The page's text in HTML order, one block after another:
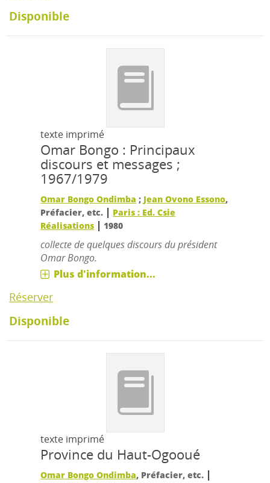
Disponible
texte imprimé
Omar Bongo : Principaux
discours et messages ;
1967/1979
Omar Bongo Ondimba ; Jean Ovono Essono,
Préfacier, etc. | Paris : Ed. Csie
Réalisations | 1980
collecte de quelques discours du président
Omar Bongo.
Plus d'information...
Réserver
Disponible
texte imprimé
Province du Haut-Ogooué
Omar Bongo Ondimba, Préfacier, etc. |